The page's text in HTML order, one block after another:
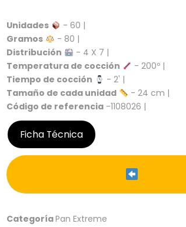
Unidades
- 60 |
Gramos
- 80 |
Distribución
- 4 X 7 |
Temperatura de cocción
- 200º |
Tiempo de cocción
- 2' |
Tamaño de cada unidad
- 24 cm |
Código de referencia -1108026 |
Ficha Técnica
CategoríaPan Extreme